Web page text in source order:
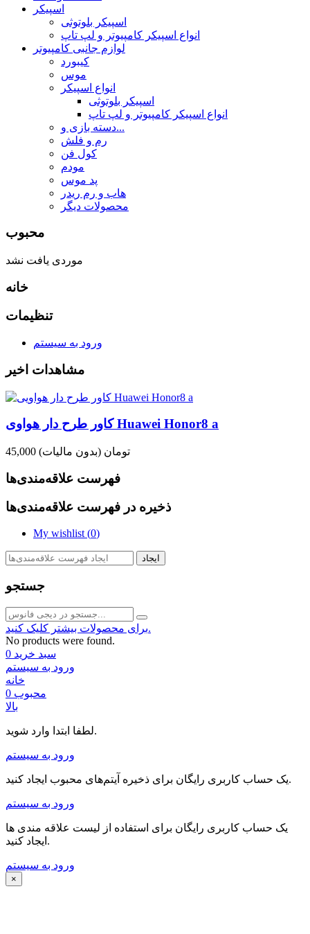
اسپیکر
اسپیکر بلوتوثی
انواع اسپیکر کامپیوتر و لپ تاپ
لوازم جانبی کامپیوتر
کیبورد
موس
انواع اسپیکر
اسپیکر بلوتوثی
انواع اسپیکر کامپیوتر و لپ تاپ
دسته بازی و...
رم و فلش
کول فن
مودم
پد موس
هاب و رم ریدر
محصولات دیگر
محبوب
موردی یافت نشد
خانه
تنظیمات
ورود به سیستم
مشاهدات اخیر
کاور طرح دار هواوی Huawei Honor8 a
45,000 تومان (بدون مالیات)
فهرست علاقه‌مندی‌ها
ذخیره در فهرست علاقه‌مندی‌ها
My wishlist (0)
ایجاد
جستجو
برای محصولات بیشتر کلیک کنید.
No products were found.
سبد خرید 0
ورود به سیستم
خانه
محبوب 0
بالا
لطفا ابتدا وارد شوید.
ورود به سیستم
یک حساب کاربری رایگان برای ذخیره آیتم‌های محبوب ایجاد کنید.
ورود به سیستم
یک حساب کاربری رایگان برای استفاده از لیست علاقه مندی ها
ایجاد کنید.
ورود به سیستم
×